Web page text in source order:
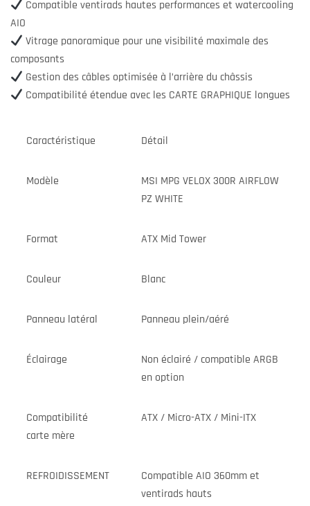
Compatible ventirads hautes performances et watercooling
AIO
Vitrage panoramique pour une visibilité maximale des
composants
Gestion des câbles optimisée à l’arrière du châssis
Compatibilité étendue avec les CARTE GRAPHIQUE longues
Caractéristique Détail
Modèle
MSI MPG VELOX 300R AIRFLOW
PZ WHITE
Format ATX Mid Tower
Couleur Blanc
Panneau latéral Panneau plein/aéré
Éclairage
Non éclairé / compatible ARGB
en option
Compatibilité
carte mère
ATX / Micro-ATX / Mini-ITX
REFROIDISSEMENT
Compatible AIO 360mm et
ventirads hauts